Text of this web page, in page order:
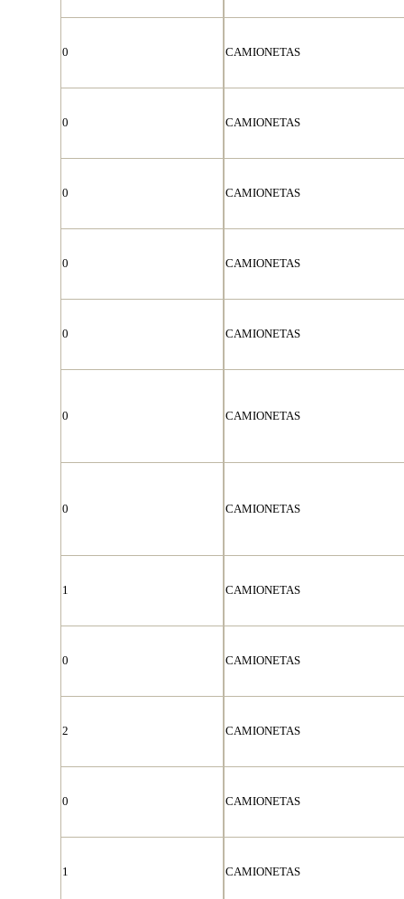
0 CAMIONETAS
0 CAMIONETAS
0 CAMIONETAS
0 CAMIONETAS
0 CAMIONETAS
0 CAMIONETAS
0 CAMIONETAS
1 CAMIONETAS
0 CAMIONETAS
2 CAMIONETAS
0 CAMIONETAS
1 CAMIONETAS